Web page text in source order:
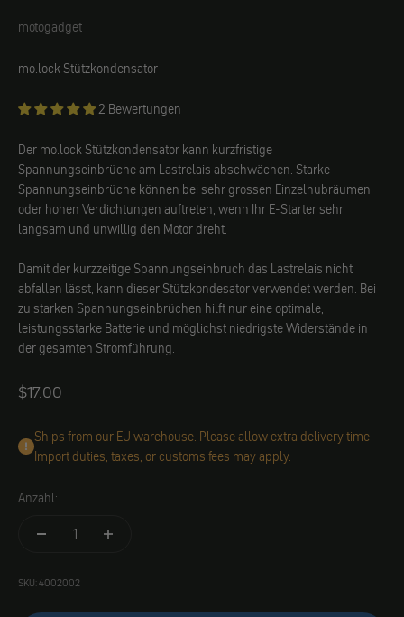
motogadget
motogadget
mo.lock Stützkondensator
2 Bewertungen
Der mo.lock Stützkondensator kann kurzfristige
Spannungseinbrüche am Lastrelais abschwächen. Starke
Spannungseinbrüche können bei sehr grossen Einzelhubräumen
oder hohen Verdichtungen auftreten, wenn Ihr E-Starter sehr
langsam und unwillig den Motor dreht.
Damit der kurzzeitige Spannungseinbruch das Lastrelais nicht
abfallen lässt, kann dieser Stützkondesator verwendet werden. Bei
zu starken Spannungseinbrüchen hilft nur eine optimale,
leistungsstarke Batterie und möglichst niedrigste Widerstände in
der gesamten Stromführung.
Angebot
$17.00
Ships from our EU warehouse. Please allow extra delivery time
Import duties, taxes, or customs fees may apply.
Anzahl:
SKU: 4002002